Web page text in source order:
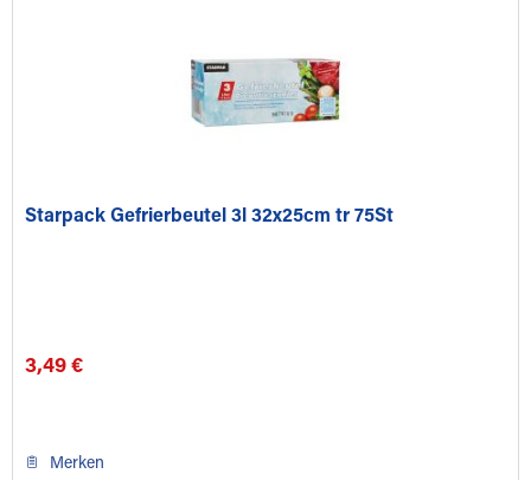
Starpack Gefrierbeutel 3l 32x25cm tr 75St
3,49 €
Merken